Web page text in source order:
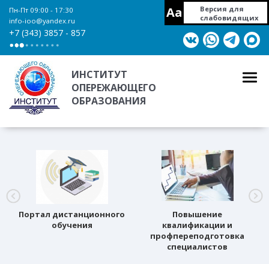
Пн-Пт 09:00 - 17:30
info-ioo@yandex.ru
+7 (343) 3857 - 857
Aa
Версия для
слабовидящих
ИНСТИТУТ
ОПЕРЕЖАЮЩЕГО
ОБРАЗОВАНИЯ
Портал дистанционного
обучения
Повышение
квалификации и
профпереподготовка
специалистов